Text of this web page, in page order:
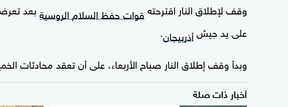
وقف لإطلاق النار اقترحته قوات حفظ السلام الروسية بعد
على يد جيشأذربيجان
وبدأ وقف إطلاق النار صباح الأربعاء، على أن تعقد محادثات
أخبار ذات صلة